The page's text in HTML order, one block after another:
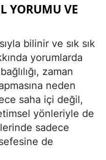
YORUMU VE
bilinir ve sık sık
yorumlarda
zaman
neden
saha içi değil,
yönleriyle de
sadece
de